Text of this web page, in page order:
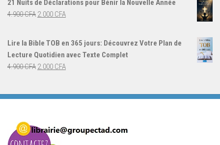
4.000 CFA.3.000 CFA.
21 Nuits de Déclarations pour Bénir la Nouvelle Année
4.900CFA Le
4.900 CFA.
2.000 CFALe
Lire la Bible TOB en 365 jours: Découvrez Votre Plan de
Lecture Quotidien avec Texte Complet
4.900CFA Le
était :
2.000 CFALe
est :